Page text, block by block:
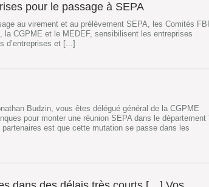
pour le passage à SEPA
au virement et au prélèvement SEPA, les Comités
CGPME et le MEDEF, sensibilisent les entreprises
d’entreprises et [...]
Budzin, vous êtes délégué général de la CGPME
pour monter une réunion SEPA dans le département
est que cette mutation se passe dans les